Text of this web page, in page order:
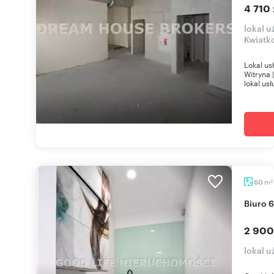
4 710
lokal
Lokal
Witryna
lokal
60 m2
Biuro
2
lokal